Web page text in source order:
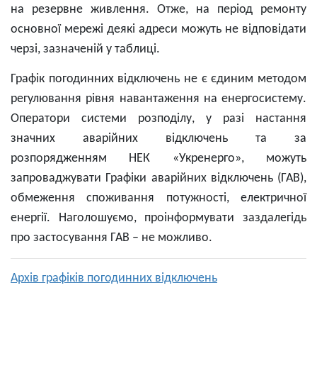
на резервне живлення. Отже, на період ремонту
основної мережі деякі адреси можуть не відповідати
черзі, зазначеній у таблиці.
Графік погодинних відключень не є єдиним методом
регулювання рівня навантаження на енергосистему.
Оператори системи розподілу, у разі настання
значних аварійних відключень та за
розпорядженням НЕК «Укренерго», можуть
запроваджувати Графіки аварійних відключень (ГАВ),
обмеження споживання потужності, електричної
енергії. Наголошуємо, проінформувати заздалегідь
про застосування ГАВ – не можливо.
Архів графіків погодинних відключень